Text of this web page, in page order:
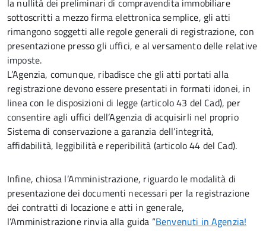
la nullità dei preliminari di compravendita immobiliare
sottoscritti a mezzo firma elettronica semplice, gli atti
rimangono soggetti alle regole generali di registrazione, con
presentazione presso gli uffici, e al versamento delle relative
imposte.
L’Agenzia, comunque, ribadisce che gli atti portati alla
registrazione devono essere presentati in formati idonei, in
linea con le disposizioni di legge (articolo 43 del Cad), per
consentire agli uffici dell’Agenzia di acquisirli nel proprio
Sistema di conservazione a garanzia dell’integrità,
affidabilità, leggibilità e reperibilità (articolo 44 del Cad).
Infine, chiosa l’Amministrazione, riguardo le modalità di
presentazione dei documenti necessari per la registrazione
dei contratti di locazione e atti in generale,
l’Amministrazione rinvia alla guida “Benvenuti in Agenzia!